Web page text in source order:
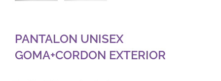
PANTALON UNISEX
GOMA+CORDON EXTERIOR